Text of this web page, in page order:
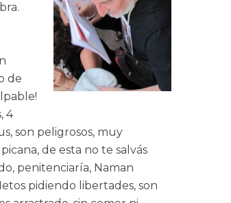
de
4
son peligrosos, muy
de esta no te salvás
penitenciaría, Naman
pidiendo libertades, son